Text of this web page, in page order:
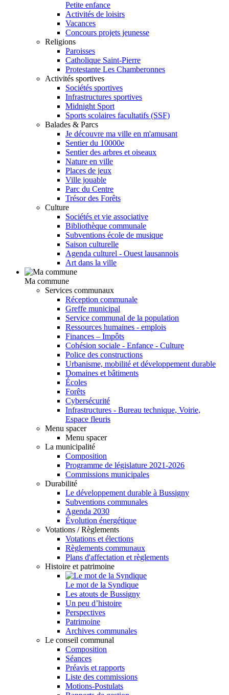
Petite enfance
Activités de loisirs
Vacances
Concours projets jeunesse
Religions
Paroisses
Catholique Saint-Pierre
Protestante Les Chamberonnes
Activités sportives
Sociétés sportives
Infrastructures sportives
Midnight Sport
Sports scolaires facultatifs (SSF)
Balades & Parcs
Je découvre ma ville en m'amusant
Sentier du 10000e
Sentier des arbres et oiseaux
Nature en ville
Places de jeux
Ville jouable
Parc du Centre
Trésor des Forêts
Culture
Sociétés et vie associative
Bibliothèque communale
Subventions école de musique
Saison culturelle
Agenda culturel - Ouest lausannois
Art dans la ville
Ma commune
Services communaux
Réception communale
Greffe municipal
Service communal de la population
Ressources humaines - emplois
Finances – Impôts
Cohésion sociale - Enfance - Culture
Police des constructions
Urbanisme, mobilité et développement durable
Domaines et bâtiments
Écoles
Forêts
Cybersécurité
Infrastructures - Bureau technique, Voirie,
Espace fleuris
Menu spacer
Menu spacer
La municipalité
Composition
Programme de législature 2021-2026
Commissions municipales
Durabilité
Le développement durable à Bussigny
Subventions communales
Agenda 2030
Évolution énergétique
Votations / Règlements
Votations et élections
Règlements communaux
Plans d'affectation et règlements
Histoire et patrimoine
Le mot de la Syndique
Les atouts de Bussigny
Un peu d’histoire
Perspectives
Patrimoine
Archives communales
Le conseil communal
Composition
Séances
Préavis et rapports
Liste des commissions
Motions-Postulats